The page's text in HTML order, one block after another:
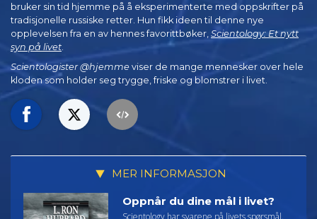
bruker sin tid hjemme på å eksperimenterte med oppskrifter på
tradisjonelle russiske retter. Hun fikk ideen til denne nye
opplevelsen fra en av hennes favorittbøker, Scientology: Et nytt
syn på livet
Scientologister @hjemme viser de mange mennesker over hele
kloden som holder seg trygge, friske og blomstrer i livet.
MER INFORMASJON
Oppnår du dine mål i livet?
Scientology har svarene på livets spørsmål.